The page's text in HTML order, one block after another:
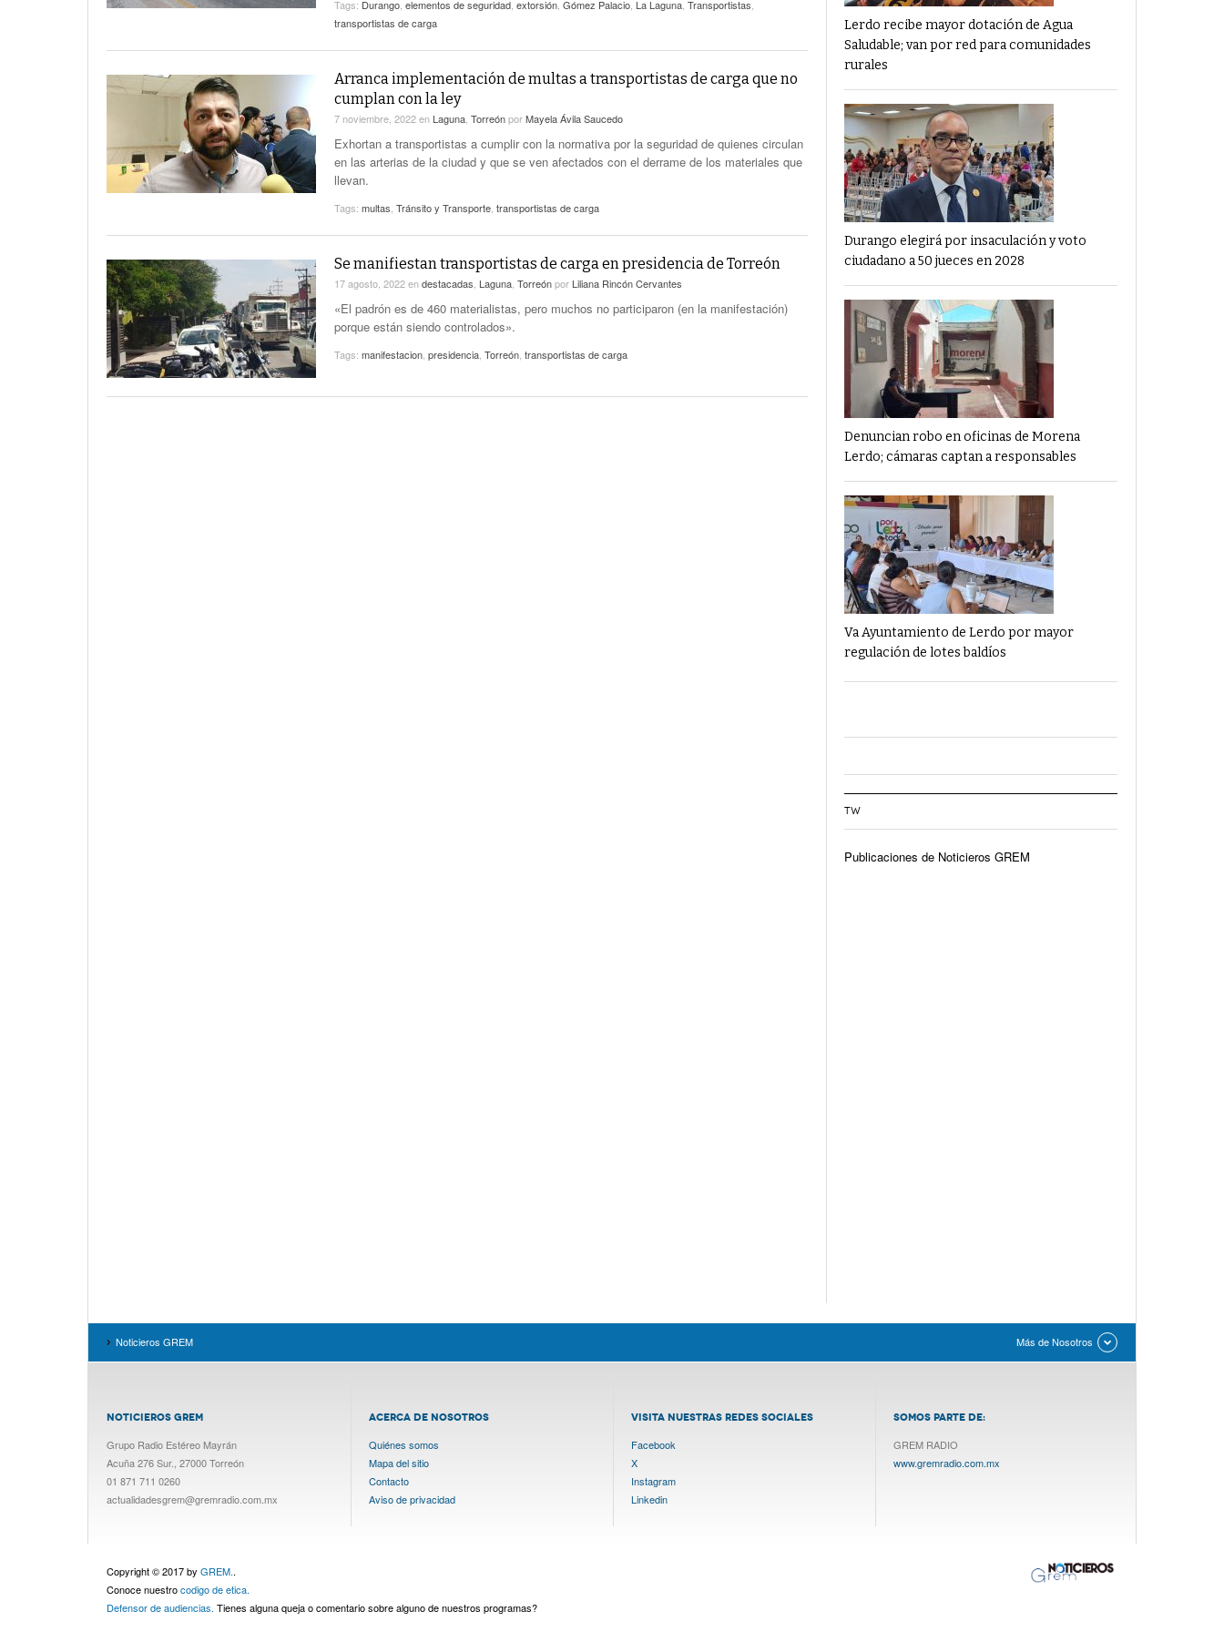
Tags: Durango elementos de seguridad extorsión Gómez Palacio La Laguna Transportistas
transportistas de carga
Arranca implementación de multas a transportistas de carga que no
cumplan con la ley
7 noviembre, 2022en Laguna TorreónporMayela Ávila Saucedo
Exhortan a transportistas a cumplir con la normativa por la seguridad de quienes circulan
en las arterias de la ciudad y que se ven afectados con el derrame de los materiales que
llevan.
Tags: multas Tránsito y Transporte transportistas de carga
Se manifiestan transportistas de carga en presidencia de Torreón
17 agosto, 2022endestacadas Laguna Torreónpor Liliana Rincón Cervantes
«El padrón es de 460 materialistas, pero muchos no participaron (en la manifestación)
porque están siendo controlados».
Tags: manifestacion presidencia Torreón transportistas de carga
Lerdo recibe mayor dotación de Agua
Saludable; van por red para comunidades
rurales
Durango elegirá por insaculación y voto
ciudadano a 50 jueces en 2028
Denuncian robo en oficinas de Morena
Lerdo; cámaras captan a responsables
Va Ayuntamiento de Lerdo por mayor
regulación de lotes baldíos
TW
Publicaciones de Noticieros GREM
Noticieros GREM Más de Nosotros
NOTICIEROS GREM
Grupo Radio Estéreo Mayrán
Acuña 276 Sur., 27000 Torreón
01 871 711 0260
actualidadesgrem@gremradio.com.mx
ACERCA DE NOSOTROS
Quiénes somos
Mapa del sitio
Contacto
Aviso de privacidad
VISITA NUESTRAS REDES SOCIALES
Facebook
X
Instagram
Linkedin
SOMOS PARTE DE:
GREM RADIO
www.gremradio.com.mx
Copyright © 2017 by GREM..
Conoce nuestrocodigo de etica.
Defensor de audiencias. Tienes alguna queja o comentario sobre alguno de nuestros programas?